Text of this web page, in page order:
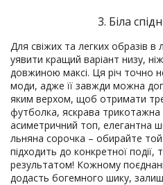
3. Біла
Для свіжих та легких образів в
уявити кращий варіант низу,
довжиною максі. Ця річ точно
моди, адже її завжди можна
яким верхом, щоб отримати
футболка, яскрава
асиметричний топ, елегантна
льняна сорочка – обирайте
підходить до конкретної
результатом! Кожному
додасть богемного шику,